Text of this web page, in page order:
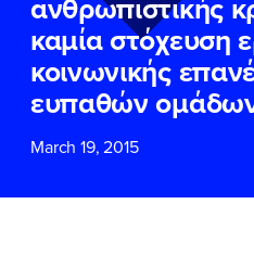
καμία στόχευση
κοινωνικής
ευπαθών
March 19, 2015
ΕΠΙΘΕΤΟ*
ΤΗΛΕΦΩΝΟ*
EMAIL
ΕΠΙΘΕΤΟ*
ΤΗΛΕΦΩΝΟ
EMAIL